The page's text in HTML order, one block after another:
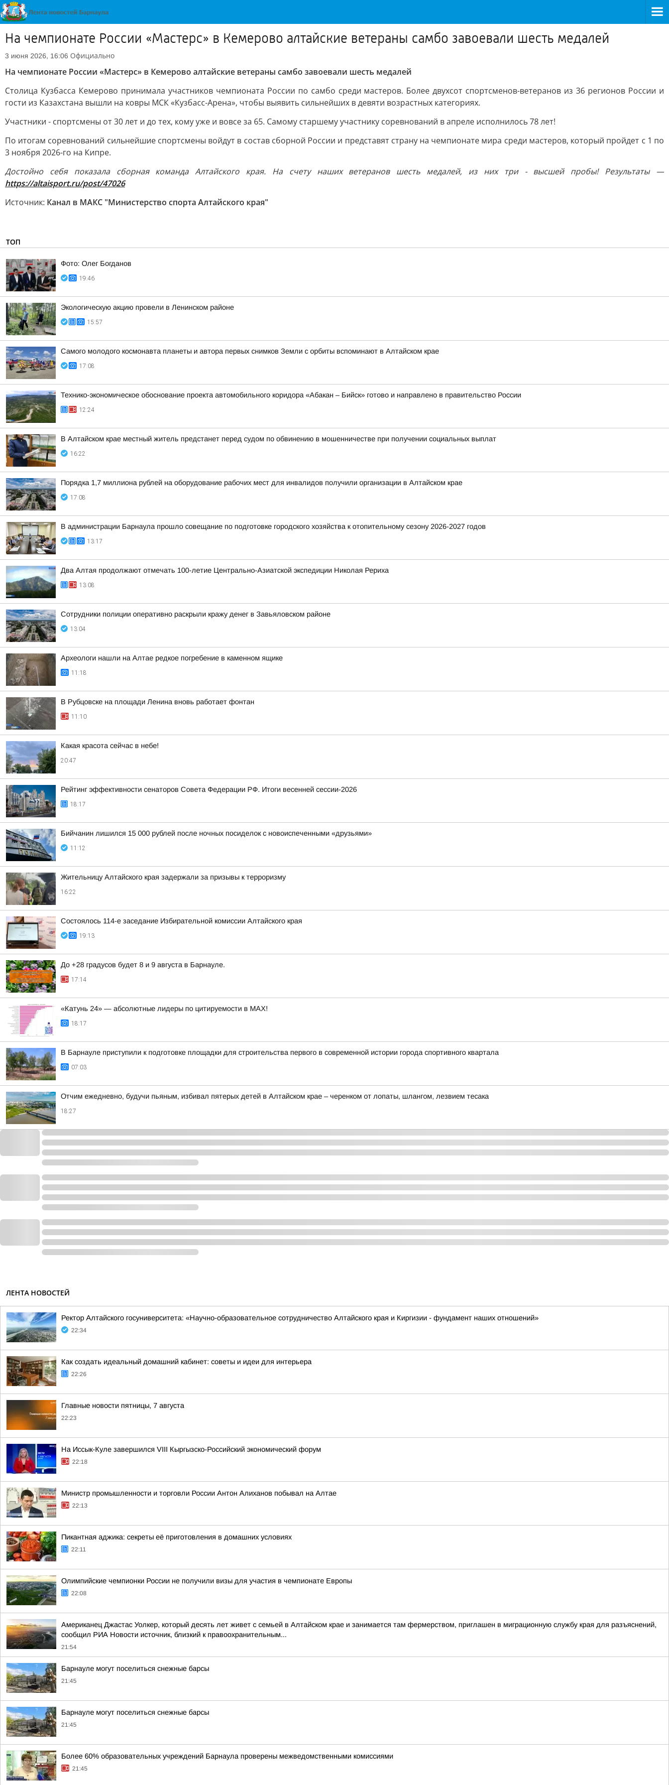
На чемпионате России «Мастерс» в Кемерово алтайские ветераны самбо завоевали шесть медалей
3 июня 2026, 16:06 Официально
На чемпионате России «Мастерс» в Кемерово алтайские ветераны самбо завоевали шесть медалей
Столица Кузбасса Кемерово принимала участников чемпионата России по самбо среди мастеров. Более двухсот спортсменов-ветеранов из 36 регионов России и
гости из Казахстана вышли на ковры МСК «Кузбасс-Арена», чтобы выявить сильнейших в девяти возрастных категориях.
Участники - спортсмены от 30 лет и до тех, кому уже и вовсе за 65. Самому старшему участнику соревнований в апреле исполнилось 78 лет!
По итогам соревнований сильнейшие спортсмены войдут в состав сборной России и представят страну на чемпионате мира среди мастеров, который пройдет с 1 по
3 ноября 2026-го на Кипре.
Достойно себя показала сборная команда Алтайского края. На счету наших ветеранов шесть медалей, из них три - высшей пробы! Результаты —
https://altaisport.ru/post/47026
Источник: Канал в МАКС "Министерство спорта Алтайского края"
ТОП
Фото: Олег Богданов
19:46
Экологическую акцию провели в Ленинском районе
15:57
Самого молодого космонавта планеты и автора первых снимков Земли с орбиты вспоминают в Алтайском крае
17:08
Технико-экономическое обоснование проекта автомобильного коридора «Абакан – Бийск» готово и направлено в правительство России
12:24
В Алтайском крае местный житель предстанет перед судом по обвинению в мошенничестве при получении социальных выплат
16:22
Порядка 1,7 миллиона рублей на оборудование рабочих мест для инвалидов получили организации в Алтайском крае
17:08
В администрации Барнаула прошло совещание по подготовке городского хозяйства к отопительному сезону 2026-2027 годов
13:17
Два Алтая продолжают отмечать 100-летие Центрально-Азиатской экспедиции Николая Рериха
13:08
Сотрудники полиции оперативно раскрыли кражу денег в Завьяловском районе
13:04
Археологи нашли на Алтае редкое погребение в каменном ящике
11:18
В Рубцовске на площади Ленина вновь работает фонтан
11:10
Какая красота сейчас в небе!
20:47
Рейтинг эффективности сенаторов Совета Федерации РФ. Итоги весенней сессии-2026
18:17
Бийчанин лишился 15 000 рублей после ночных посиделок с новоиспеченными «друзьями»
11:12
Жительницу Алтайского края задержали за призывы к терроризму
16:22
Состоялось 114-е заседание Избирательной комиссии Алтайского края
19:13
До +28 градусов будет 8 и 9 августа в Барнауле.
17:14
«Катунь 24» — абсолютные лидеры по цитируемости в MAX!
18:17
В Барнауле приступили к подготовке площадки для строительства первого в современной истории города спортивного квартала
07:03
Отчим ежедневно, будучи пьяным, избивал пятерых детей в Алтайском крае – черенком от лопаты, шлангом, лезвием тесака
18:27
ЛЕНТА НОВОСТЕЙ
Ректор Алтайского госуниверситета: «Научно-образовательное сотрудничество Алтайского края и Киргизии - фундамент наших отношений»
22:34
Как создать идеальный домашний кабинет: советы и идеи для интерьера
22:26
Главные новости пятницы, 7 августа
22:23
На Иссык-Куле завершился VIII Кыргызско-Российский экономический форум
22:18
Министр промышленности и торговли России Антон Алиханов побывал на Алтае
22:13
Пикантная аджика: секреты её приготовления в домашних условиях
22:11
Олимпийские чемпионки России не получили визы для участия в чемпионате Европы
22:08
Американец Джастас Уолкер, который десять лет живет с семьей в Алтайском крае и занимается там фермерством, приглашен в миграционную службу края для разъяснений,
сообщил РИА Новости источник, близкий к правоохранительным...
21:54
Барнауле могут поселиться снежные барсы
21:45
Барнауле могут поселиться снежные барсы
21:45
Более 60% образовательных учреждений Барнаула проверены межведомственными комиссиями
21:45